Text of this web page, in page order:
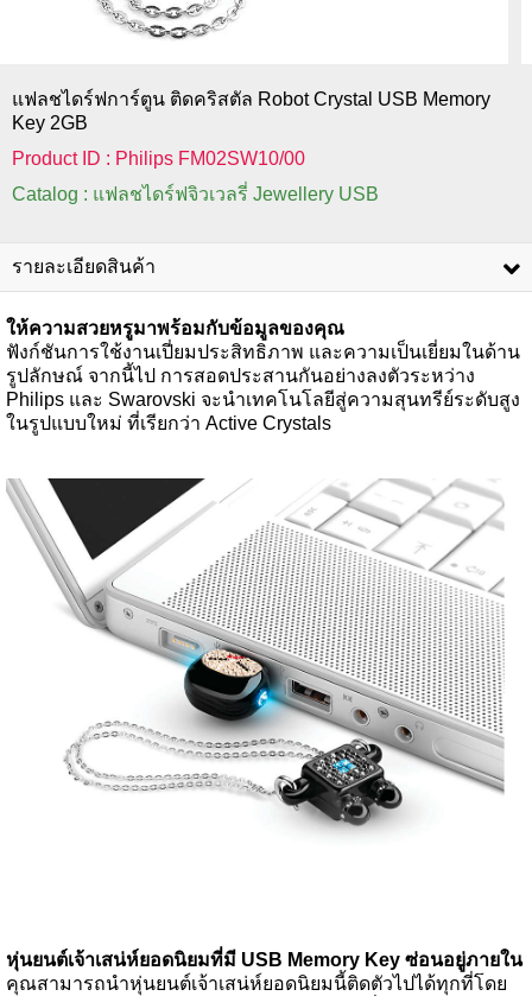
แฟลชไดร์ฟการ์ตูน ติดคริสตัล Robot Crystal USB Memory
Key 2GB
Product ID : Philips FM02SW10/00
Catalog : แฟลชไดร์ฟจิวเวลรี่ Jewellery USB
รายละเอียดสินค้า
ให้ความสวยหรูมาพร้อมกับข้อมูลของคุณ
ฟังก์ชันการใช้งานเปี่ยมประสิทธิภาพ และความเป็นเยี่ยมในด้าน
รูปลักษณ์ จากนี้ไป การสอดประสานกันอย่างลงตัวระหว่าง
Philips และ Swarovski จะนำเทคโนโลยีสู่ความสุนทรีย์ระดับสูง
ในรูปแบบใหม่ ที่เรียกว่า Active Crystals
หุ่นยนต์เจ้าเสน่ห์ยอดนิยมที่มี USB Memory Key ซ่อนอยู่ภายใน
คุณสามารถนำหุ่นยนต์เจ้าเสน่ห์ยอดนิยมนี้ติดตัวไปได้ทุกที่โดย